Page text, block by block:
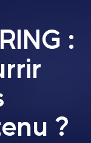
:
?